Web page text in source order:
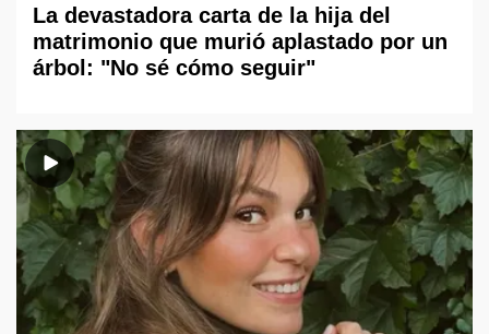
La devastadora carta de la hija del
matrimonio que murió aplastado por un
árbol: "No sé cómo seguir"